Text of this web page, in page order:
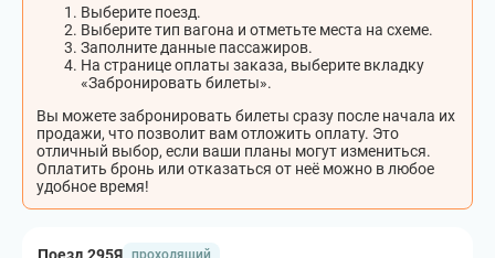
Выберите поезд.
Выберите тип вагона и отметьте места на схеме.
Заполните данные пассажиров.
На странице оплаты заказа, выберите вкладку
«Забронировать билеты».
Вы можете забронировать билеты сразу после начала их
продажи, что позволит вам отложить оплату. Это
отличный выбор, если ваши планы могут измениться.
Оплатить бронь или отказаться от неё можно в любое
удобное время!
проходящий